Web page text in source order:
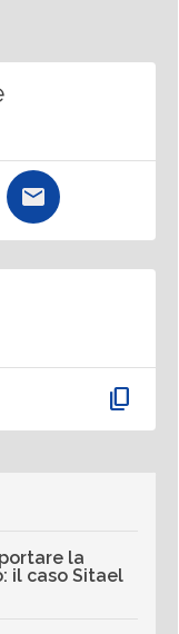
content_copy
la
il caso Sitael